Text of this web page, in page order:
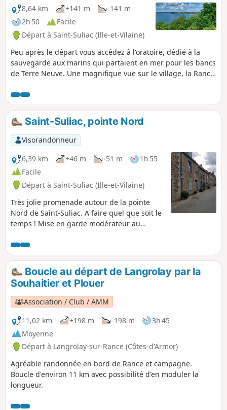
construit au 16e siècle, il fut actif jusque dans les années
1940. Une association à procédé à sa restauration complète.
8,64 km +141 m
-141 m
2h 50
Facile
Départ à Saint-Suliac (Ille-et-Vilaine)
Peu après le départ vous accédez à l'oratoire, dédié à la
sauvegarde aux marins qui partaient en mer pour les bancs
de Terre Neuve. Une magnifique vue sur le village, la Rance
se poursuit en bord de Rance jusqu’au sommet du Mont
Gareau où un autre point de vue vous surprendra. Vous
pourrez admirer sur le parcours deux anciens moulins, un
moulin à vent qui domine le tertre (ne se visite pas, sur un
terrain privé non accessible) et un ancien moulin à marrée,
construit au 16e siècle, il fut actif jusque dans les années
1940. Une association s'emploie à sa restauration.
Saint-Suliac, pointe Nord
Visorandonneur
6,39 km
+46 m -51 m
1h 55
Facile
Départ à Saint-Suliac (Ille-et-Vilaine)
Très jolie promenade autour de la pointe
Nord de Saint-Suliac. A faire quel que soit le
temps ! Mise en garde modérateur au
terrain depuis la création de cette
randonnée : voir les commentaires en bas
de cette fiche Note modérateur une
description de Juin 2022 en sens inverse de
celle-ci est disponible ici
Boucle au départ de Langrolay par la
Souhaitier et Plouer
Association / Club / AMM
11,02 km
+198 m -198 m
3h 45
Moyenne
Départ à Langrolay-sur-Rance (Côtes-d'Armor)
Agréable randonnée en bord de Rance et campagne.
Boucle d'environ 11 km avec possibilité d'en moduler la
longueur.